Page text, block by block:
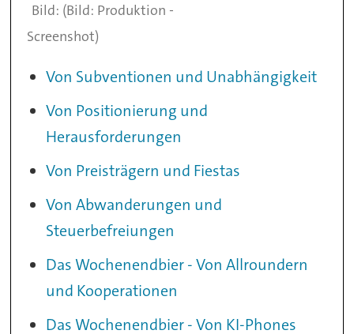
(Bild: Produktion -
Screenshot)
Von Subventionen und Unabhängigkeit
Von Positionierung und
Herausforderungen
Von Preisträgern und Fiestas
Von Abwanderungen und
Steuerbefreiungen
Das Wochenendbier - Von Allroundern
und Kooperationen
Das Wochenendbier - Von KI-Phones